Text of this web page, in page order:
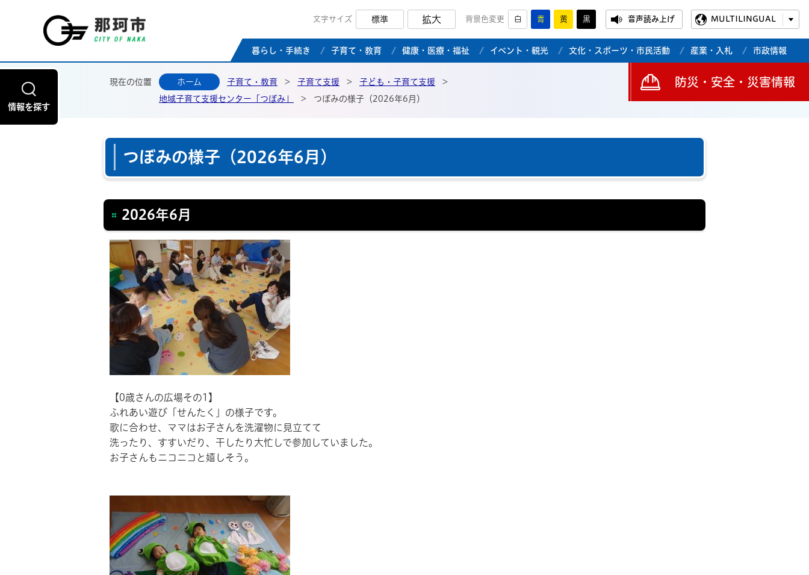
那珂市公式ホームページ
文字サイズ 標準 拡大 背景色変更 白 青 黄 黒 音声読み上げ MULTILINGUAL
暮らし・手続き 子育て・教育 健康・医療・福祉 イベント・観光 文化・スポーツ・市民活動 産業・入札 市政情報
情報を探す
現在の位置 ホーム 子育て・教育 > 子育て支援 > 子ども・子育て支援
>
地域子育て支援センター「つぼみ」
> つぼみの様子（2026年6月）
防災・安全・災害情報
つぼみの様子（2026年6月）
2026年6月
【0歳さんの広場その1】
ふれあい遊び「せんたく」の様子です。
歌に合わせ、ママはお子さんを洗濯物に見立てて
洗ったり、すすいだり、干したり大忙しで参加していました。
お子さんもニコニコと嬉しそう。